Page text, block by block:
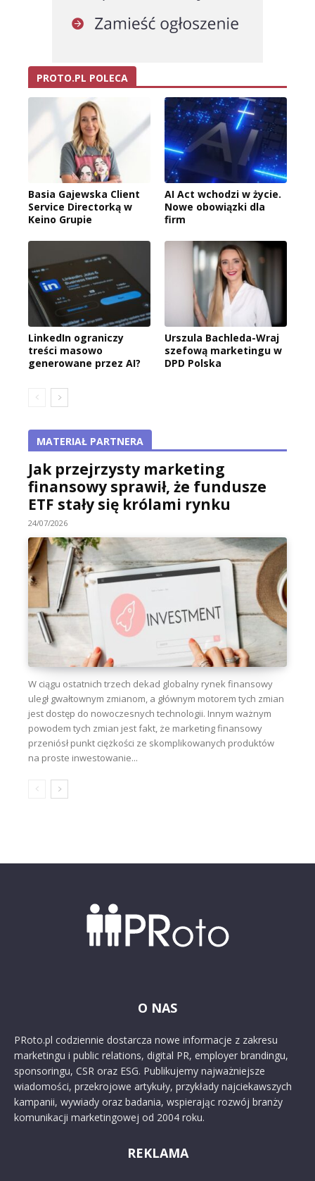
PROTO.PL POLECA
Basia Gajewska Client
Service Directorką w
Keino Grupie
AI Act wchodzi w życie.
Nowe obowiązki dla
firm
LinkedIn ograniczy
treści masowo
generowane przez AI?
Urszula Bachleda-Wraj
szefową marketingu w
DPD Polska
MATERIAŁ PARTNERA
Jak przejrzysty marketing
finansowy sprawił, że fundusze
ETF stały się królami rynku
24/07/2026
W ciągu ostatnich trzech dekad globalny rynek finansowy
uległ gwałtownym zmianom, a głównym motorem tych zmian
jest dostęp do nowoczesnych technologii. Innym ważnym
powodem tych zmian jest fakt, że marketing finansowy
przeniósł punkt ciężkości ze skomplikowanych produktów
na proste inwestowanie...
O NAS
PRoto.pl codziennie dostarcza nowe informacje z zakresu
marketingu i public relations, digital PR, employer brandingu,
sponsoringu, CSR oraz ESG. Publikujemy najważniejsze
wiadomości, przekrojowe artykuły, przykłady najciekawszych
kampanii, wywiady oraz badania, wspierając rozwój branży
komunikacji marketingowej od 2004 roku.
REKLAMA